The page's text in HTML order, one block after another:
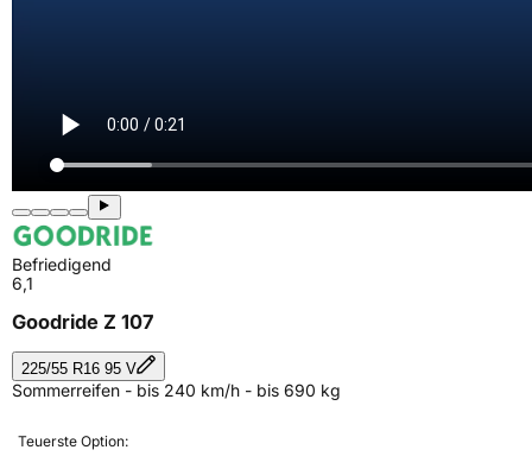
Befriedigend
6,1
Goodride Z 107
225/55 R16 95 V
Sommerreifen - bis 240 km/h - bis 690 kg
Teuerste Option: